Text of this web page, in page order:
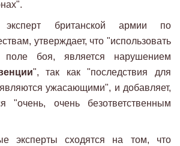
британской армии по
утверждает, что "использовать
боя, является нарушением
", так как "последствия для
ужасающими", и добавляет,
"очень, очень безответственным
эксперты сходятся на том, что